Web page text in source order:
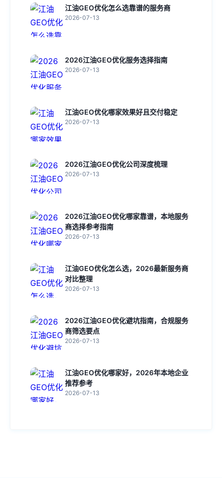
江油GEO优化怎么选靠谱的服务商
2026-07-13
2026江油GEO优化服务选择指南
2026-07-13
江油GEO优化哪家效果好且交付稳定
2026-07-13
2026江油GEO优化公司深度梳理
2026-07-13
2026江油GEO优化哪家靠谱，本地服务
商选择参考指南
2026-07-13
江油GEO优化怎么选，2026最新服务商
对比整理
2026-07-13
2026江油GEO优化避坑指南，合规服务
商筛选要点
2026-07-13
江油GEO优化哪家好，2026年本地企业
推荐参考
2026-07-13